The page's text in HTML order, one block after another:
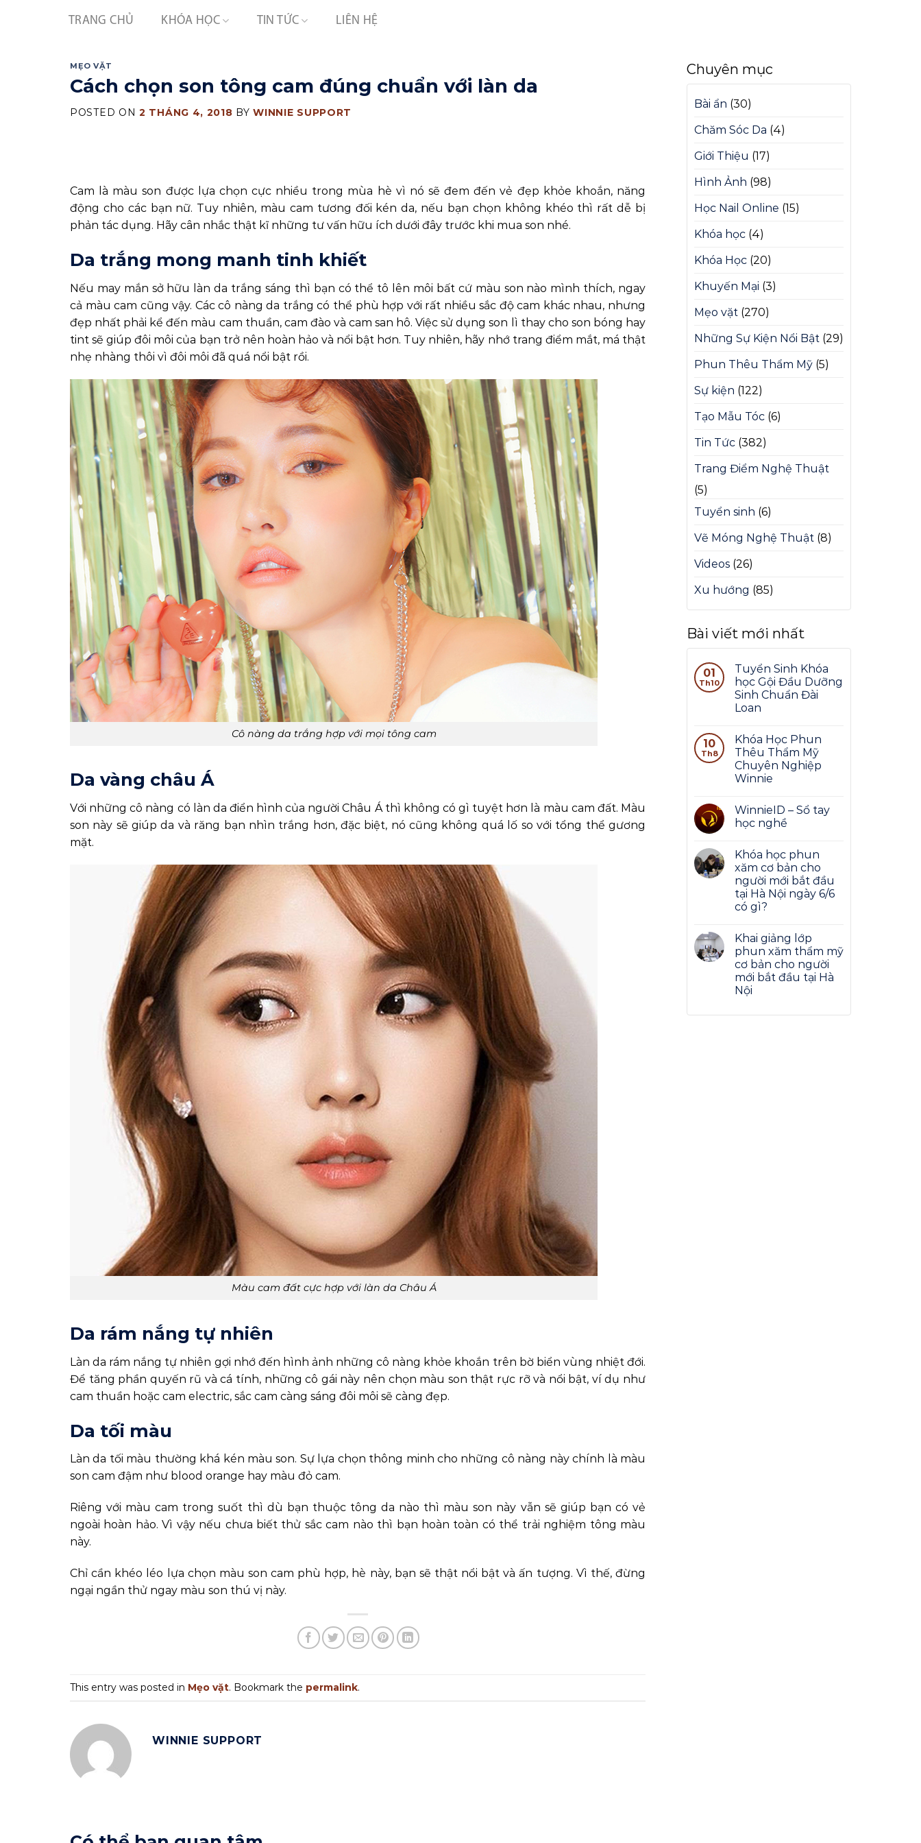
TRANG CHỦ KHÓA HỌC TIN TỨC LIÊN HỆ
MẸO VẶT
Cách chọn son tông cam đúng chuẩn với làn da
POSTED ON 2 THÁNG 4, 2018 BYWINNIE SUPPORT
Cam là màu son được lựa chọn cực nhiều trong mùa hè vì nó sẽ đem đến vẻ đẹp khỏe khoắn, năng
động cho các bạn nữ. Tuy nhiên, màu cam tương đối kén da, nếu bạn chọn không khéo thì rất dễ bị
phản tác dụng. Hãy cân nhắc thật kĩ những tư vấn hữu ích dưới đây trước khi mua son nhé.
Da trắng mong manh tinh khiết
Nếu may mắn sở hữu làn da trắng sáng thì bạn có thể tô lên môi bất cứ màu son nào mình thích, ngay
cả màu cam cũng vậy. Các cô nàng da trắng có thể phù hợp với rất nhiều sắc độ cam khác nhau, nhưng
đẹp nhất phải kể đến màu cam thuần, cam đào và cam san hô. Việc sử dụng son lì thay cho son bóng hay
tint sẽ giúp đôi môi của bạn trở nên hoàn hảo và nổi bật hơn. Tuy nhiên, hãy nhớ trang điểm mắt, má thật
nhẹ nhàng thôi vì đôi môi đã quá nổi bật rồi.
Cô nàng da trắng hợp với mọi tông cam
Da vàng châu Á
Với những cô nàng có làn da điển hình của người Châu Á thì không có gì tuyệt hơn là màu cam đất. Màu
son này sẽ giúp da và răng bạn nhìn trắng hơn, đặc biệt, nó cũng không quá lố so với tổng thể gương
mặt.
Màu cam đất cực hợp với làn da Châu Á
Da rám nắng tự nhiên
Làn da rám nắng tự nhiên gợi nhớ đến hình ảnh những cô nàng khỏe khoắn trên bờ biển vùng nhiệt đới.
Để tăng phần quyến rũ và cá tính, những cô gái này nên chọn màu son thật rực rỡ và nổi bật, ví dụ như
cam thuần hoặc cam electric, sắc cam càng sáng đôi môi sẽ càng đẹp.
Da tối màu
Làn da tối màu thường khá kén màu son. Sự lựa chọn thông minh cho những cô nàng này chính là màu
son cam đậm như blood orange hay màu đỏ cam.
Riêng với màu cam trong suốt thì dù bạn thuộc tông da nào thì màu son này vẫn sẽ giúp bạn có vẻ
ngoài hoàn hảo. Vì vậy nếu chưa biết thử sắc cam nào thì bạn hoàn toàn có thể trải nghiệm tông màu
này.
Chỉ cần khéo léo lựa chọn màu son cam phù hợp, hè này, bạn sẽ thật nổi bật và ấn tượng. Vì thế, đừng
ngại ngần thử ngay màu son thú vị này.
This entry was posted in Mẹo vặt. Bookmark the permalink.
WINNIE SUPPORT
Chuyên mục
Bài ẩn (30)
Chăm Sóc Da (4)
Giới Thiệu (17)
Hình Ảnh (98)
Học Nail Online (15)
Khóa học (4)
Khóa Học (20)
Khuyến Mại (3)
Mẹo vặt (270)
Những Sự Kiện Nổi Bật (29)
Phun Thêu Thẩm Mỹ (5)
Sự kiện (122)
Tạo Mẫu Tóc (6)
Tin Tức (382)
Trang Điểm Nghệ Thuật
(5)
Tuyển sinh (6)
Vẽ Móng Nghệ Thuật (8)
Videos (26)
Xu hướng (85)
Bài viết mới nhất
01
Th10
Tuyển Sinh Khóa
học Gội Đầu Dưỡng
Sinh Chuẩn Đài
Loan
10
Th8
Khóa Học Phun
Thêu Thẩm Mỹ
Chuyên Nghiệp
Winnie
WinnieID – Sổ tay
học nghề
Khóa học phun
xăm cơ bản cho
người mới bắt đầu
tại Hà Nội ngày 6/6
có gì?
Khai giảng lớp
phun xăm thẩm mỹ
cơ bản cho người
mới bắt đầu tại Hà
Nội